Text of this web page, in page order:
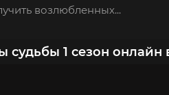
возлюбленных...
судьбы 1 сезон онлайн